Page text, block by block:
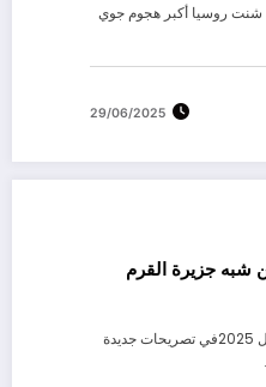
شنت روسيا أكبر هجوم جوي
29/06/2025
شبه جزيرة القرم
نيوجيرسي، الولايات المتحدة – 14 أبريل 2025في تصريحات جديدة